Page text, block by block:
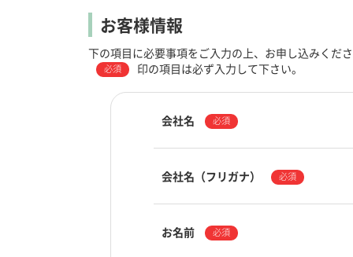
お客様情報
下の項目に必要事項をご入力の上、お申し込みくだ
必須 印の項目は必ず入力して下さい。
会社名 必須
会社名（フリガナ） 必須
お名前 必須